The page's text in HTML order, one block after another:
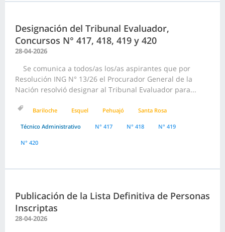
Designación del Tribunal Evaluador,
Concursos N° 417, 418, 419 y 420
28-04-2026
Se comunica a todos/as los/as aspirantes que por
Resolución ING N° 13/26 el Procurador General de la
Nación resolvió designar al Tribunal Evaluador para...
Bariloche Esquel Pehuajó Santa Rosa
Técnico Administrativo N° 417 N° 418 N° 419
N° 420
Publicación de la Lista Definitiva de Personas
Inscriptas
28-04-2026